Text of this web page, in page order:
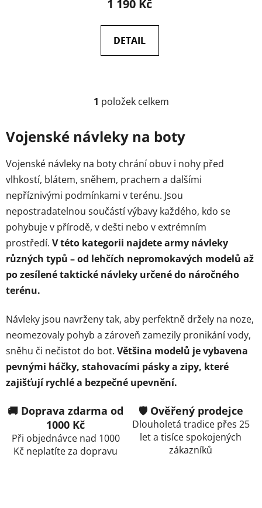
1 190 Kč
DETAIL
O
l
á
d
a
c
í
p
r
k
y
v
i
s
u
1 položek celkem
Vojenské návleky na boty
Vojenské návleky na boty chrání obuv i nohy před
vlhkostí, blátem, sněhem, prachem a dalšími
nepříznivými podmínkami v terénu. Jsou
nepostradatelnou součástí výbavy každého, kdo se
pohybuje v přírodě, v dešti nebo v extrémním
prostředí. V této kategorii najdete army návleky
různých typů – od lehčích nepromokavých modelů až
po zesílené taktické návleky určené do náročného
terénu.
Návleky jsou navrženy tak, aby perfektně držely na noze,
neomezovaly pohyb a zároveň zamezily pronikání vody,
sněhu či nečistot do bot. Většina modelů je vybavena
pevnými háčky, stahovacími pásky a zipy, které
zajišťují rychlé a bezpečné upevnění.
🚚 Doprava zdarma od
1000 Kč
Při objednávce nad 1000
Kč neplatíte za dopravu
🛡️ Ověřený prodejce
Dlouholetá tradice přes 25
let a tisíce spokojených
zákazníků